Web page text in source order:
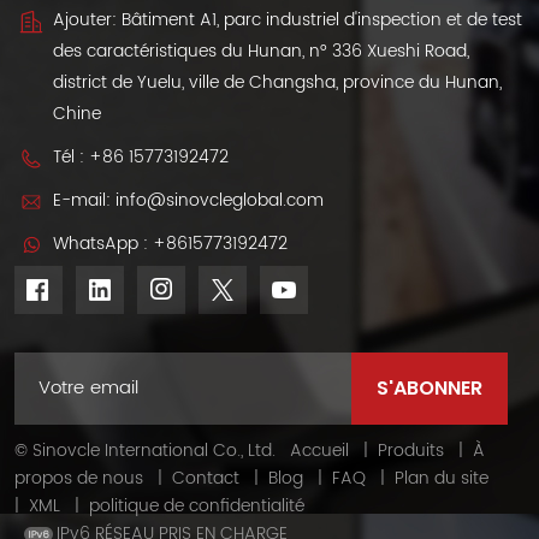
importateurs de
flottes du monde
entier.
(501 km
d’autonomie).
Fourniture OEM aux
importateurs et
Ajouter: Bâtiment A1, parc industriel d'inspection et de test
des caractéristiques du Hunan, n° 336 Xueshi Road,
district de Yuelu, ville de Changsha, province du Hunan,
Chine
Tél : +86 15773192472
E-mail: info@sinovcleglobal.com
WhatsApp : +8615773192472
© Sinovcle International Co., Ltd. Accueil | Produits | À
propos de nous | Contact | Blog | FAQ | Plan du site
| XML | politique de confidentialité
IPv6 RÉSEAU PRIS EN CHARGE